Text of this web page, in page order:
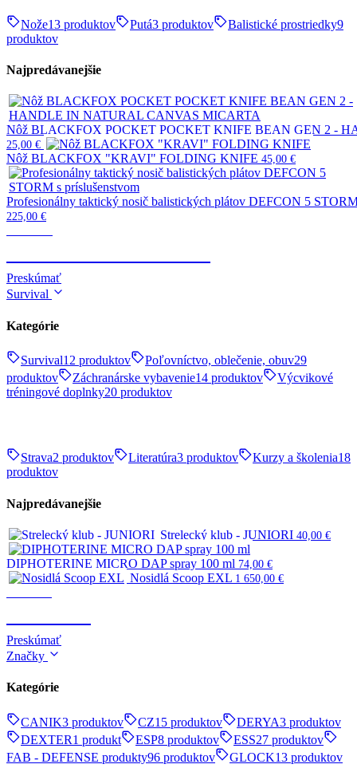
Nože13 produktov Putá3 produktov Balistické prostriedky9
produktov
Najpredávanejšie
Nôž BLACKFOX POCKET POCKET KNIFE BEAN GEN 2 -
25,00 €
Nôž BLACKFOX "KRAVI" FOLDING KNIFE 45,00 €
Profesionálny taktický nosič balistických plátov DEFCON 5
225,00 €
Preskúmať
Survival
Kategórie
Survival12 produktov Poľovníctvo, oblečenie, obuv29
produktov
Záchranárske vybavenie14 produktov
Výcvikové
tréningové doplnky20 produktov
Strava2 produktov Literatúra3 produktov Kurzy a školenia18
produktov
Najpredávanejšie
Strelecký klub - JUNIORI 40,00 €
DIPHOTERINE MICRO DAP spray 100 ml 74,00 €
Nosidlá Scoop EXL 1 650,00 €
Preskúmať
Značky
Kategórie
CANIK3 produktov CZ15 produktov DERYA3 produktov
DEXTER1 produkt ESP8 produktov ESS27 produktov
FAB - DEFENSE produkty96 produktov GLOCK13 produktov